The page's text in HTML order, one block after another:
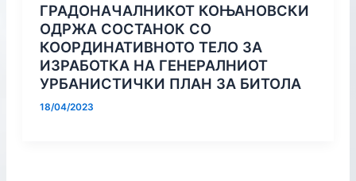
ГРАДОНАЧАЛНИКОТ КОЊАНОВСКИ
ОДРЖА СОСТАНОК СО
КООРДИНАТИВНОТО ТЕЛО ЗА
ИЗРАБОТКА НА ГЕНЕРАЛНИОТ
УРБАНИСТИЧКИ ПЛАН ЗА БИТОЛА
18/04/2023